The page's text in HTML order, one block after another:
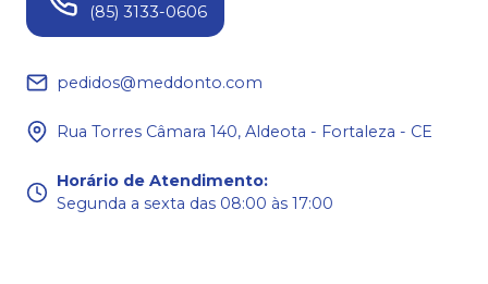
(85) 3133-0606
pedidos@meddonto.com
Rua Torres Câmara 140, Aldeota - Fortaleza - CE
Horário de Atendimento:
Segunda a sexta das 08:00 às 17:00